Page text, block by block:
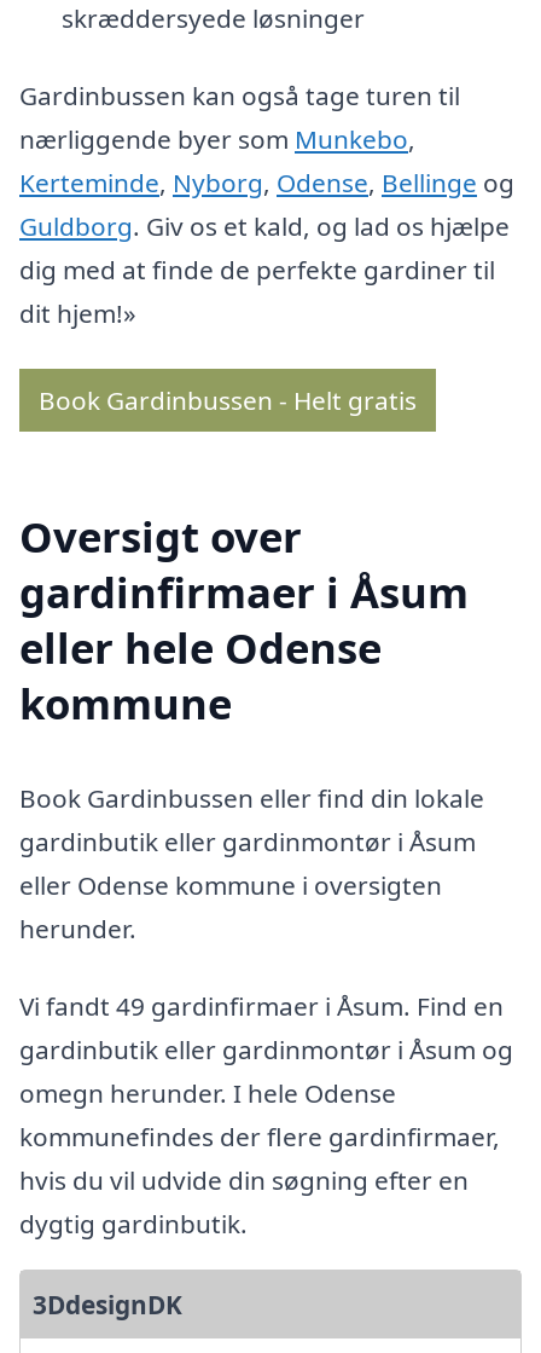
skræddersyede løsninger
Gardinbussen kan også tage turen til
nærliggende byer som Munkebo,
Kerteminde, Nyborg, Odense, Bellinge og
Guldborg. Giv os et kald, og lad os hjælpe
dig med at finde de perfekte gardiner til
dit hjem!»
Book Gardinbussen - Helt gratis
Oversigt over
gardinfirmaer i Åsum
eller hele Odense
kommune
Book Gardinbussen eller find din lokale
gardinbutik eller gardinmontør i Åsum
eller Odense kommune i oversigten
herunder.
Vi fandt 49 gardinfirmaer i Åsum. Find en
gardinbutik eller gardinmontør i Åsum og
omegn herunder. I hele Odense
kommunefindes der flere gardinfirmaer,
hvis du vil udvide din søgning efter en
dygtig gardinbutik.
3DdesignDK